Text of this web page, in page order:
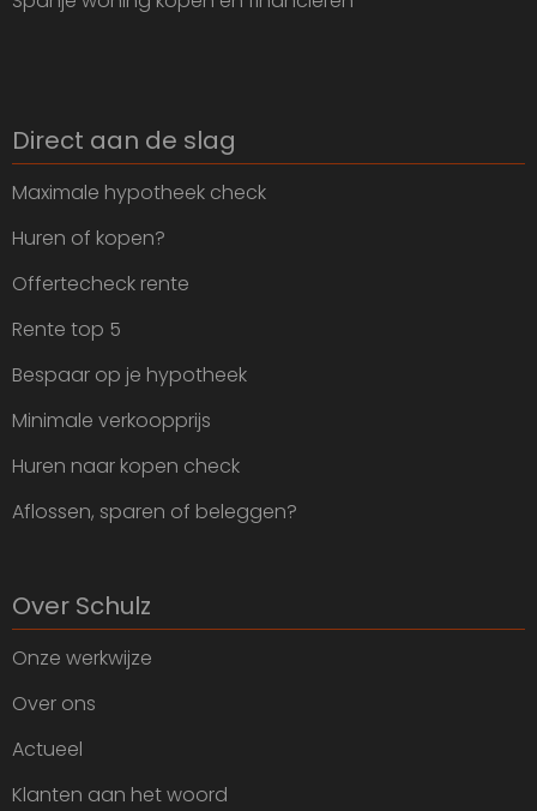
Direct aan de slag
Maximale hypotheek check
Huren of kopen?
Offertecheck rente
Rente top 5
Bespaar op je hypotheek
Minimale verkoopprijs
Huren naar kopen check
Aflossen, sparen of beleggen?
Over Schulz
Onze werkwijze
Over ons
Actueel
Klanten aan het woord